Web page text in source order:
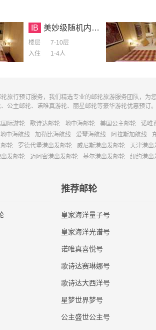
IB 美妙级随机内舱房
楼层
7-10层
入住
1-4人
旅行预订服务，我们精选专业的邮轮旅游服务团队，
公主邮轮、诺唯真游轮、丽星邮轮等豪华游轮优惠预订
际游轮 歌诗达邮轮 地中海邮轮 美国公主邮轮
诺唯
地中海航线 加勒比海航线 爱琴海航线 阿拉斯加航线
轮 罗德代堡港出发邮轮 威尼斯港出发邮轮
天津港出
发邮轮
迈阿密港出发邮轮 基尔港出发邮轮 纽约港出
推荐邮轮
皇家海洋量子号
皇家海洋光谱号
诺唯真喜悦号
歌诗达赛琳娜号
歌诗达大西洋号
星梦世界梦号
公主盛世公主号